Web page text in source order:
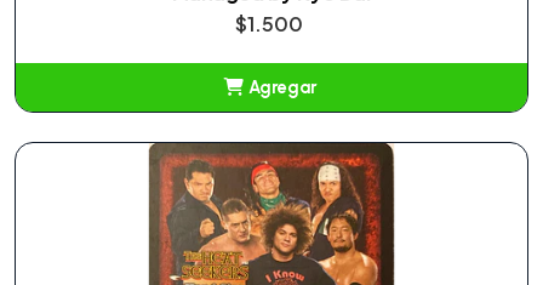
$1.500
Agregar